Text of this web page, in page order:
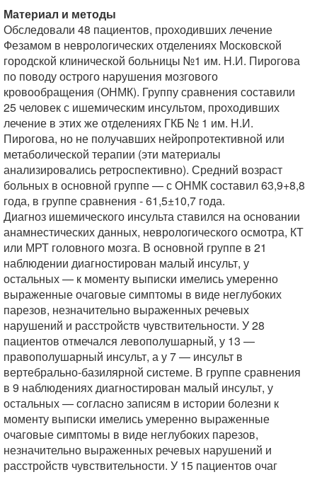
Материал и методы
Обследовали 48 пациентов, проходивших лечение
Фезамом в неврологических отделениях Московской
городской клинической больницы №1 им. Н.И. Пирогова
по поводу острого нарушения мозгового
кровообращения (ОНМК). Группу сравнения составили
25 человек с ишемическим инсультом, проходивших
лечение в этих же отделениях ГКБ № 1 им. Н.И.
Пирогова, но не получавших нейропротективной или
метаболической терапии (эти материалы
анализировались ретроспективно). Средний возраст
больных в основной группе — с ОНМК составил 63,9+8,8
года, в группе сравнения - 61,5±10,7 года.
Диагноз ишемического инсульта ставился на основании
анамнестических данных, неврологического осмотра, КТ
или МРТ головного мозга. В основной группе в 21
наблюдении диагностирован малый инсульт, у
остальных — к моменту выписки имелись умеренно
выраженные очаговые симптомы в виде неглубоких
парезов, незначительно выраженных речевых
нарушений и расстройств чувствительности. У 28
пациентов отмечался левополушарный, у 13 —
правополушарный инсульт, а у 7 — инсульт в
вертебрально-базилярной системе. В группе сравнения
в 9 наблюдениях диагностирован малый инсульт, у
остальных — согласно записям в истории болезни к
моменту выписки имелись умеренно выраженные
очаговые симптомы в виде неглубоких парезов,
незначительно выраженных речевых нарушений и
расстройств чувствительности. У 15 пациентов очаг